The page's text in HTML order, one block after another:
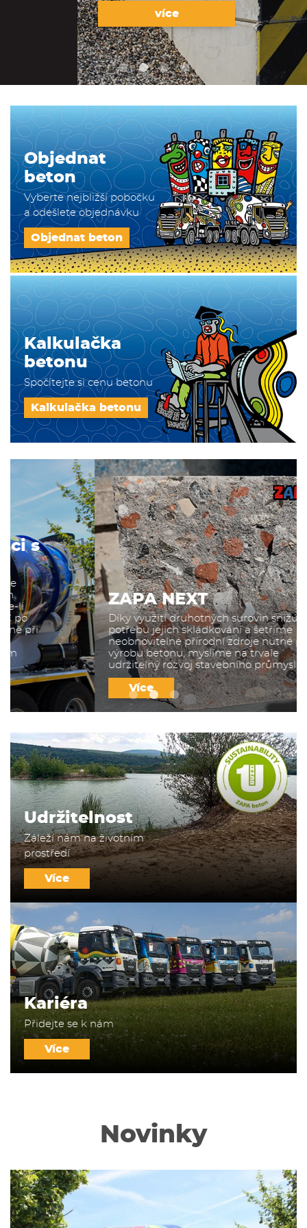
více
Objednat
beton
Vyberte nejbližší pobočku
a odešlete objednávku
Objednat beton
Kalkulačka
betonu
Spočítejte si cenu betonu
Kalkulačka betonu
ZAPA NEXT
Díky využití druhotných surovin snižujeme
potřebu jejich skládkování a šetříme
neobnovitelné přírodní zdroje nutné pro
výrobu betonu, myslíme na trvale
udržitelný rozvoj stavebního průmyslu
Udržitelnost
Záleží nám na životním
prostředí
Více
Kariéra
Přidejte se k nám
Více
Novinky